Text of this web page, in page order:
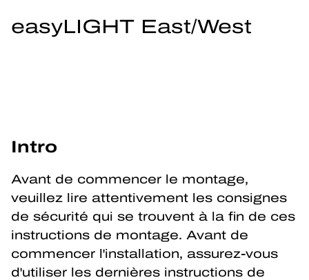
easyLIGHT East/West
Intro
Avant de commencer le montage,
veuillez lire attentivement les consignes
de sécurité qui se trouvent à la fin de ces
instructions de montage. Avant de
commencer l'installation, assurez-vous
d'utiliser les dernières instructions de